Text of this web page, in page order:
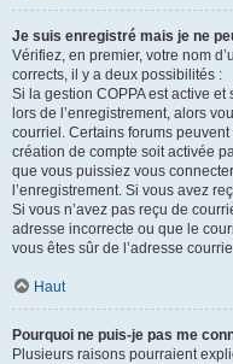
Je suis enregistré mais je ne
Vérifiez, en premier, votre nom
corrects, il y a deux possibilités :
Si la gestion COPPA est active
lors de l’enregistrement, alors
courriel. Certains forums
création de compte soit activée
que vous puissiez vous
l’enregistrement. Si vous avez
Si vous n’avez pas reçu de
adresse incorrecte ou que le
vous êtes sûr de l’adresse
Haut
Pourquoi ne puis-je pas me
Plusieurs raisons pourraient